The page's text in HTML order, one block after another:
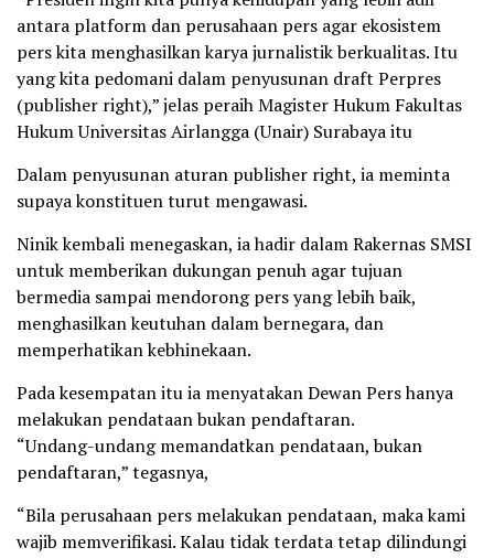
antara platform dan perusahaan pers agar ekosistem
pers kita menghasilkan karya jurnalistik berkualitas. Itu
yang kita pedomani dalam penyusunan draft Perpres
(publisher right),” jelas peraih Magister Hukum Fakultas
Hukum Universitas Airlangga (Unair) Surabaya itu
Dalam penyusunan aturan publisher right, ia meminta
supaya konstituen turut mengawasi.
Ninik kembali menegaskan, ia hadir dalam Rakernas SMSI
untuk memberikan dukungan penuh agar tujuan
bermedia sampai mendorong pers yang lebih baik,
menghasilkan keutuhan dalam bernegara, dan
memperhatikan kebhinekaan.
Pada kesempatan itu ia menyatakan Dewan Pers hanya
melakukan pendataan bukan pendaftaran.
“Undang-undang memandatkan pendataan, bukan
pendaftaran,” tegasnya,
“Bila perusahaan pers melakukan pendataan, maka kami
wajib memverifikasi. Kalau tidak terdata tetap dilindungi